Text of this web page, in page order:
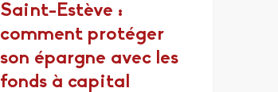
Saint-Estève :
comment protéger
son épargne avec les
fonds à capital